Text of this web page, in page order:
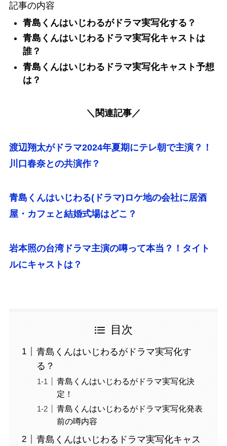
記事の内容
青島くんはいじわるがドラマ実写化する？
青島くんはいじわるドラマ実写化キャストは
誰？
青島くんはいじわるドラマ実写化キャスト予想
は？
＼関連記事／
渡辺翔太がドラマ2024年夏期にテレ朝で主演？！
川口春奈との共演作？
青島くんはいじわる(ドラマ)ロケ地の会社に居酒
屋・カフェと結婚式場はどこ？
岩本照の台湾ドラマ主演の噂って本当？！タイト
ルにキャストは？
目次
青島くんはいじわるがドラマ実写化す
る？
青島くんはいじわるがドラマ実写化決
定！
青島くんはいじわるがドラマ実写化発表
前の噂内容
青島くんはいじわるドラマ実写化キャス